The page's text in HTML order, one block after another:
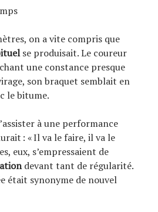
on a vite compris que
se produisait. Le coureur
une constance presque
son braquet semblait en
le bitume.
à une performance
: « Il va le faire, il va le
eux, s’empressaient de
devant tant de régularité.
était synonyme de nouvel